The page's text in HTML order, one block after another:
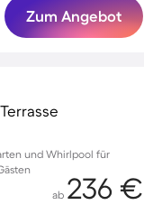
Zum Angebot
und Whirlpool für
ab 236 €